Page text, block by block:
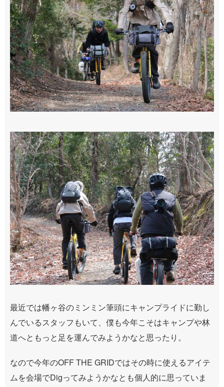
最近では幡ヶ谷のミンミン筆頭にキャンプライドに勤し
んでいるスタッフもいて、僕も今年こそはキャンプや林
道へともっと足を運んでみようかなと思ったり。
なので今年のOFF THE GRIDではその時に使えるアイテ
ムを会場でDigってみようかなとも個人的に思っていま